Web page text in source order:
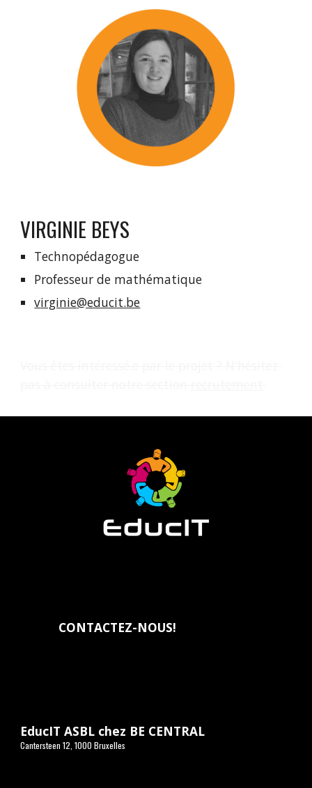
VIRGINIE BEYS
Technopédagogue
Professeur de mathématique
virginie@educit.be
CONTACTEZ-NOUS!
EducIT ASBL chez BE CENTRAL
Cantersteen 12, 1000 Bruxelles